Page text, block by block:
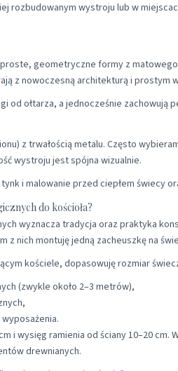
rozbudowanym wystroju lub w
geometryczne formy z
z nowoczesną architekturą i prostym
od ołtarza, a jednocześnie zachowują
z trwałością metalu. Często
wystroju jest spójna wizualnie.
i malowanie przed ciepłem świecy
do kościoła?
wyznacza tradycja oraz praktyka
z nich montuję jedną zacheuszkę na
kościele, dopasowuję rozmiar
(zwykle około 2–3 metrów),
i wysięg ramienia od ściany 10–20 cm.
drewnianych.